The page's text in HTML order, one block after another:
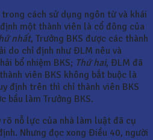
cách sử dụng ngôn từ và khái
một thành viên là cổ đông của
nhất, Trưởng BKS được các thành
do chỉ định như ĐLM nêu và
bổ nhiệm BKS; Thứ hai, ĐLM đã
viên BKS không bắt buộc là
định trên thì chỉ thành viên BKS
bầu làm Trưởng BKS.
nỗ lực của nhà làm luật đã cụ
Nhưng đọc xong Điều 40, người